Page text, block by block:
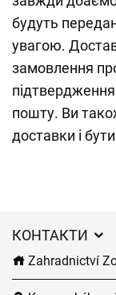
будуть
увагою.
замовлення
пошту. Ви
доставки і
КОНТАКТИ
Zahradnictví